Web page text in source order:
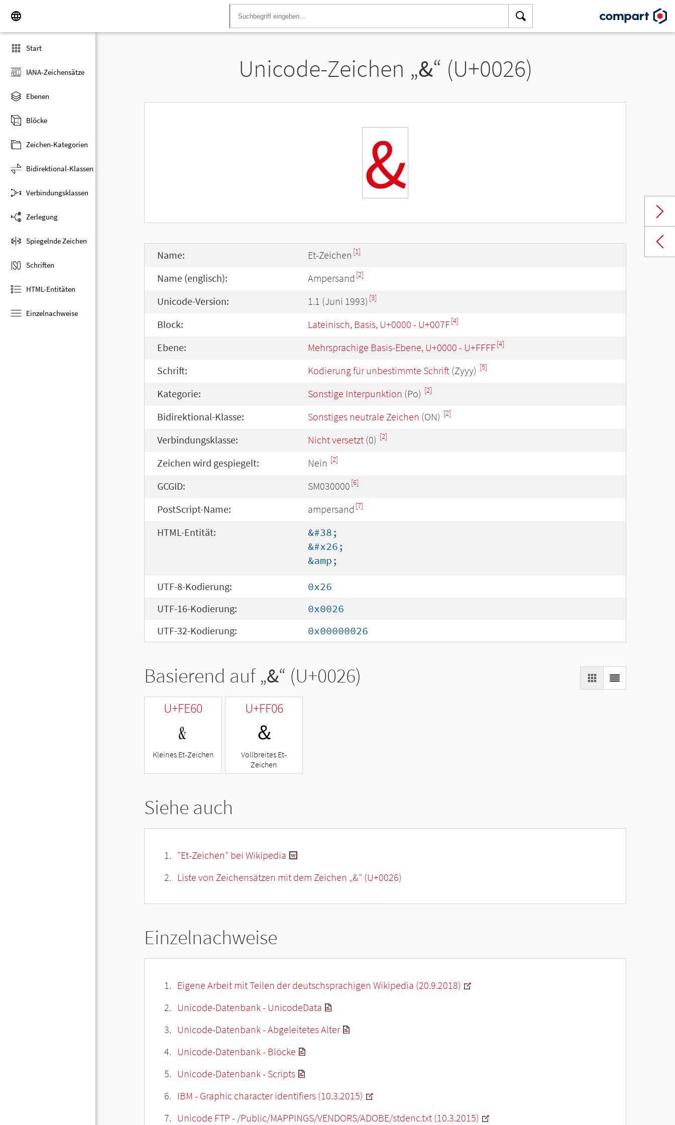
Start
IANA-Zeichensätze
Ebenen
Blöcke
Zeichen-Kategorien
Bidirektional-Klassen
Verbindungsklassen
Zerlegung
Spiegelnde Zeichen
Schriften
HTML-Entitäten
Einzelnachweise
Unicode-Zeichen „&“ (U+0026)
&
Name: Et-Zeichen [1]
Name (englisch): Ampersand [2]
Unicode-Version: 1.1 (Juni 1993) [3]
Block: Lateinisch, Basis, U+0000 - U+007F[4]
Ebene: Mehrsprachige Basis-Ebene, U+0000 - U+FFFF[4]
Schrift: Kodierung für unbestimmte Schrift (Zyyy) [5]
Kategorie: Sonstige Interpunktion (Po) [2]
Bidirektional-Klasse: Sonstiges neutrale Zeichen (ON) [2]
Verbindungsklasse: Nicht versetzt (0) [2]
Zeichen wird gespiegelt: Nein [2]
GCGID: SM030000 [6]
PostScript-Name: ampersand [7]
HTML-Entität:
&#38;
&#x26;
&amp;
UTF-8-Kodierung:
0x26
UTF-16-Kodierung:
0x0026
UTF-32-Kodierung:
0x00000026
Basierend auf „&“ (U+0026)
U+FE60
﹠
Kleines Et-Zeichen
U+FF06
＆
Vollbreites Et-
Zeichen
Siehe auch
"Et-Zeichen" bei Wikipedia
Liste von Zeichensätzen mit dem Zeichen „&“ (U+0026)
Einzelnachweise
Eigene Arbeit mit Teilen der deutschsprachigen Wikipedia (20.9.2018)
Unicode-Datenbank - UnicodeData
Unicode-Datenbank - Abgeleitetes Alter
Unicode-Datenbank - Blöcke
Unicode-Datenbank - Scripts
IBM - Graphic character identifiers (10.3.2015)
Unicode FTP - /Public/MAPPINGS/VENDORS/ADOBE/stdenc.txt (10.3.2015)